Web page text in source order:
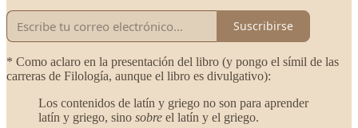
Suscribirse
* Como aclaro en la presentación del libro (y pongo el símil de las
carreras de Filología, aunque el libro es divulgativo):
Los contenidos de latín y griego no son para aprender
latín y griego, sino sobre el latín y el griego.